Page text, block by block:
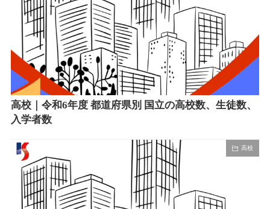
高校｜令和6年度 都道府県別 国立の高校数、生徒数、
入学者数
高校